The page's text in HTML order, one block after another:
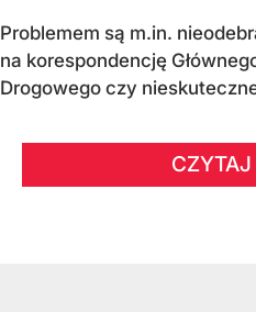
Problemem są m.in.
na korespondencję
Drogowego czy